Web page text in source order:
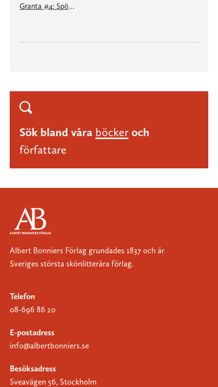
Granta #4: Spöken
Sök bland våra böcker och
författare
Albert Bonniers Förlag grundades 1837 och är
Sveriges största skönlitterära förlag.
Telefon
08-696 86 20
E-postadress
info@albertbonniers.se
Besöksadress
Sveavägen 56, Stockholm